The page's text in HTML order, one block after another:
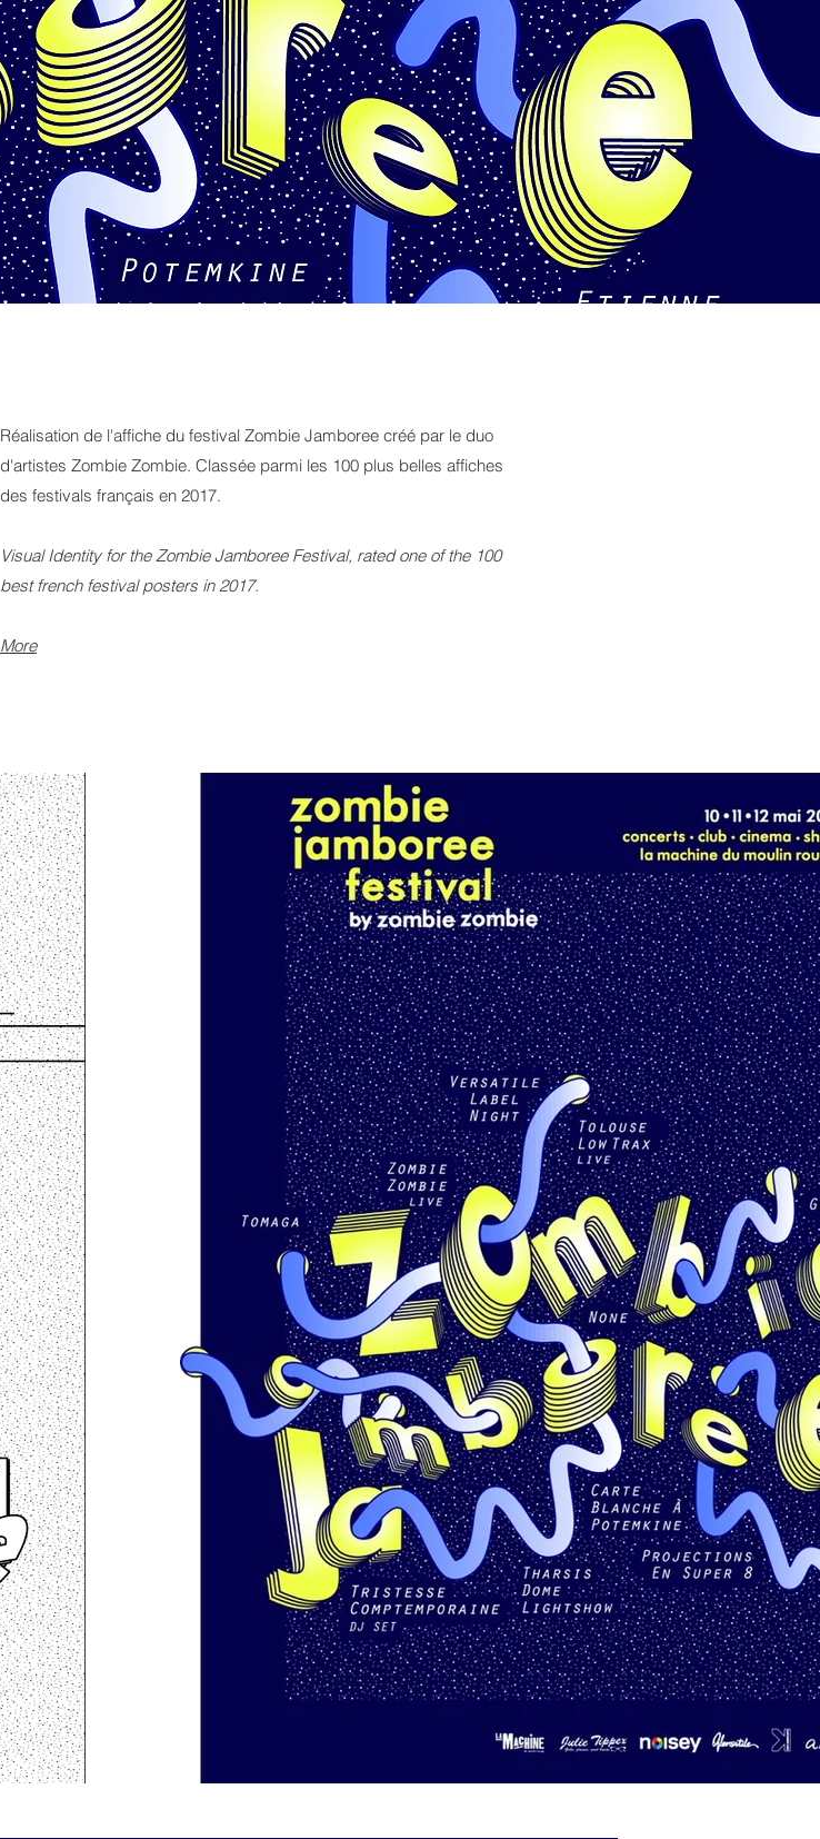
Réalisation de l'affiche du festival Zombie Jamboree créé par le duo
d'artistes Zombie Zombie. Classée parmi les 100 plus belles affiches
des festivals français en 2017.
Visual Identity for the Zombie Jamboree Festival, rated one of the 100
best french festival posters in 2017.
More